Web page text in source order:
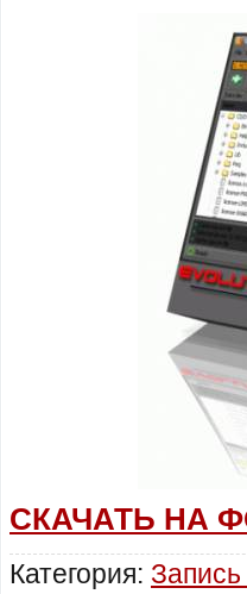
СКАЧАТЬ НА
Категория: